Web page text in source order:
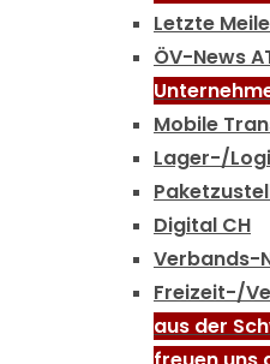
Letzte
ÖV-News
Mobile
Lager-/
Digital CH
Verbands-
Freizeit-/
aus der